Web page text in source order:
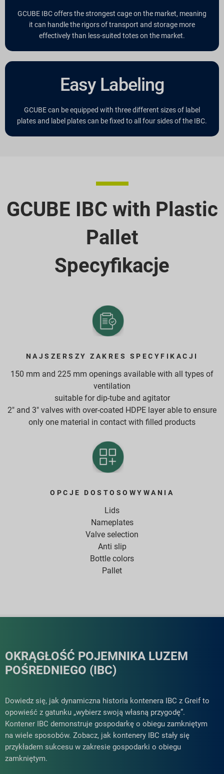
GCUBE IBC offers the strongest cage on the market, meaning
it can handle the rigors of transport and storage more
effectively than less-suited totes on the market.
Easy Labeling
GCUBE can be equipped with three different sizes of label
plates and label plates can be fixed to all four sides of the IBC.
GCUBE IBC with Plastic
Pallet
Specyfikacje
NAJSZERSZY ZAKRES SPECYFIKACJI
150 mm and 225 mm openings available with all types of
ventilation
suitable for dip-tube and agitator
2" and 3" valves with over-coated HDPE layer able to ensure
only one material in contact with filled products
OPCJE DOSTOSOWYWANIA
Lids
Nameplates
Valve selection
Anti slip
Bottle colors
Pallet
OKRĄGŁOŚĆ POJEMNIKA LUZEM
POŚREDNIEGO (IBC)
Dowiedz się, jak dynamiczna historia kontenera IBC z Greif to
opowieść z gatunku „wybierz swoją własną przygodę”.
Kontener IBC demonstruje gospodarkę o obiegu zamkniętym
na wiele sposobów. Zobacz, jak kontenery IBC stały się
przykładem sukcesu w zakresie gospodarki o obiegu
zamkniętym.